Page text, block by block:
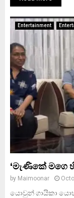
Entertainment
‘මැණිකේ මගෙ
by Maimoonar
යොවුන් ගායිකා